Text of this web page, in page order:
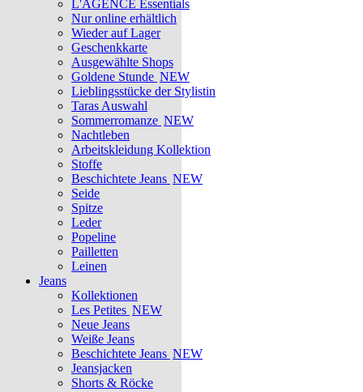
L'AGENCE Essentials
Nur online erhältlich
Wieder auf Lager
Geschenkkarte
Ausgewählte Shops
Goldene Stunde NEW
Lieblingsstücke der Stylistin
Taras Auswahl
Sommerromanze NEW
Nachtleben
Arbeitskleidung Kollektion
Stoffe
Beschichtete Jeans NEW
Seide
Spitze
Leder
Popeline
Pailletten
Leinen
Jeans
Kollektionen
Les Petites NEW
Neue Jeans
Weiße Jeans
Beschichtete Jeans NEW
Jeansjacken
Shorts & Röcke